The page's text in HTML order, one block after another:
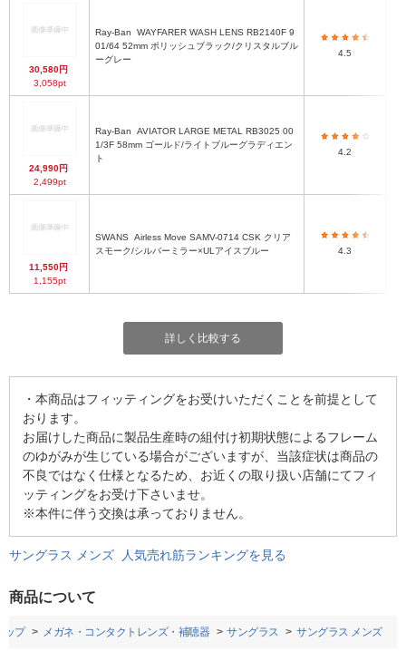
30,580円
3,058pt
Ray-Ban
01/64 52mm ポリッシュブラック/クリスタルブル
ーグレー
4.5
24,990円
2,499pt
Ray-Ban
1/3F 58mm ゴールド/ライトブルーグラディエン
ト
4.2
11,550円
1,155pt
SWANS
スモーク/シルバーミラー×ULアイスブルー
4.3
詳しく比較する
・本商品はフィッティングをお受けいただくことを前提として
おります。
お届けした商品に製品生産時の組付け初期状態によるフレーム
のゆがみが生じている場合がございますが、当該症状は商品の
不良ではなく仕様となるため、お近くの取り扱い店舗にてフィ
ッティングをお受け下さいませ。
※本件に伴う交換は承っておりません。
サングラス メンズ 人気売れ筋ランキングを見る
商品について
ップ メガネ・コンタクトレンズ・補聴器 サングラス サングラス メンズ